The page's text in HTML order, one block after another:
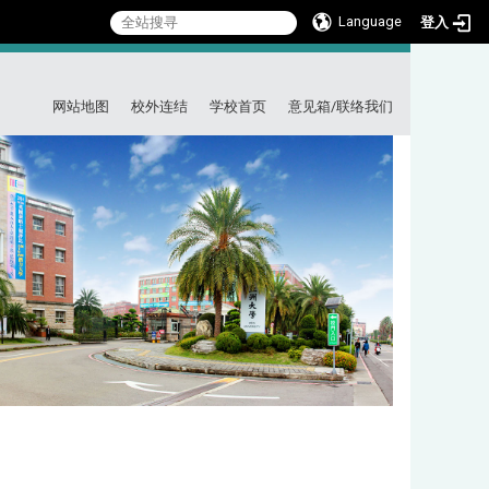
Language 登入
网站地图
校外连结 学校首页 意见箱/联络我们